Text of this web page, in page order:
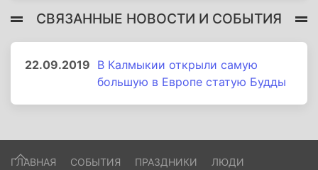
СВЯЗАННЫЕ НОВОСТИ И СОБЫТИЯ
22.09.2019 В Калмыкии открыли самую
большую в Европе статую Будды
ГЛАВНАЯ СОБЫТИЯ ПРАЗДНИКИ
ЛЮДИ